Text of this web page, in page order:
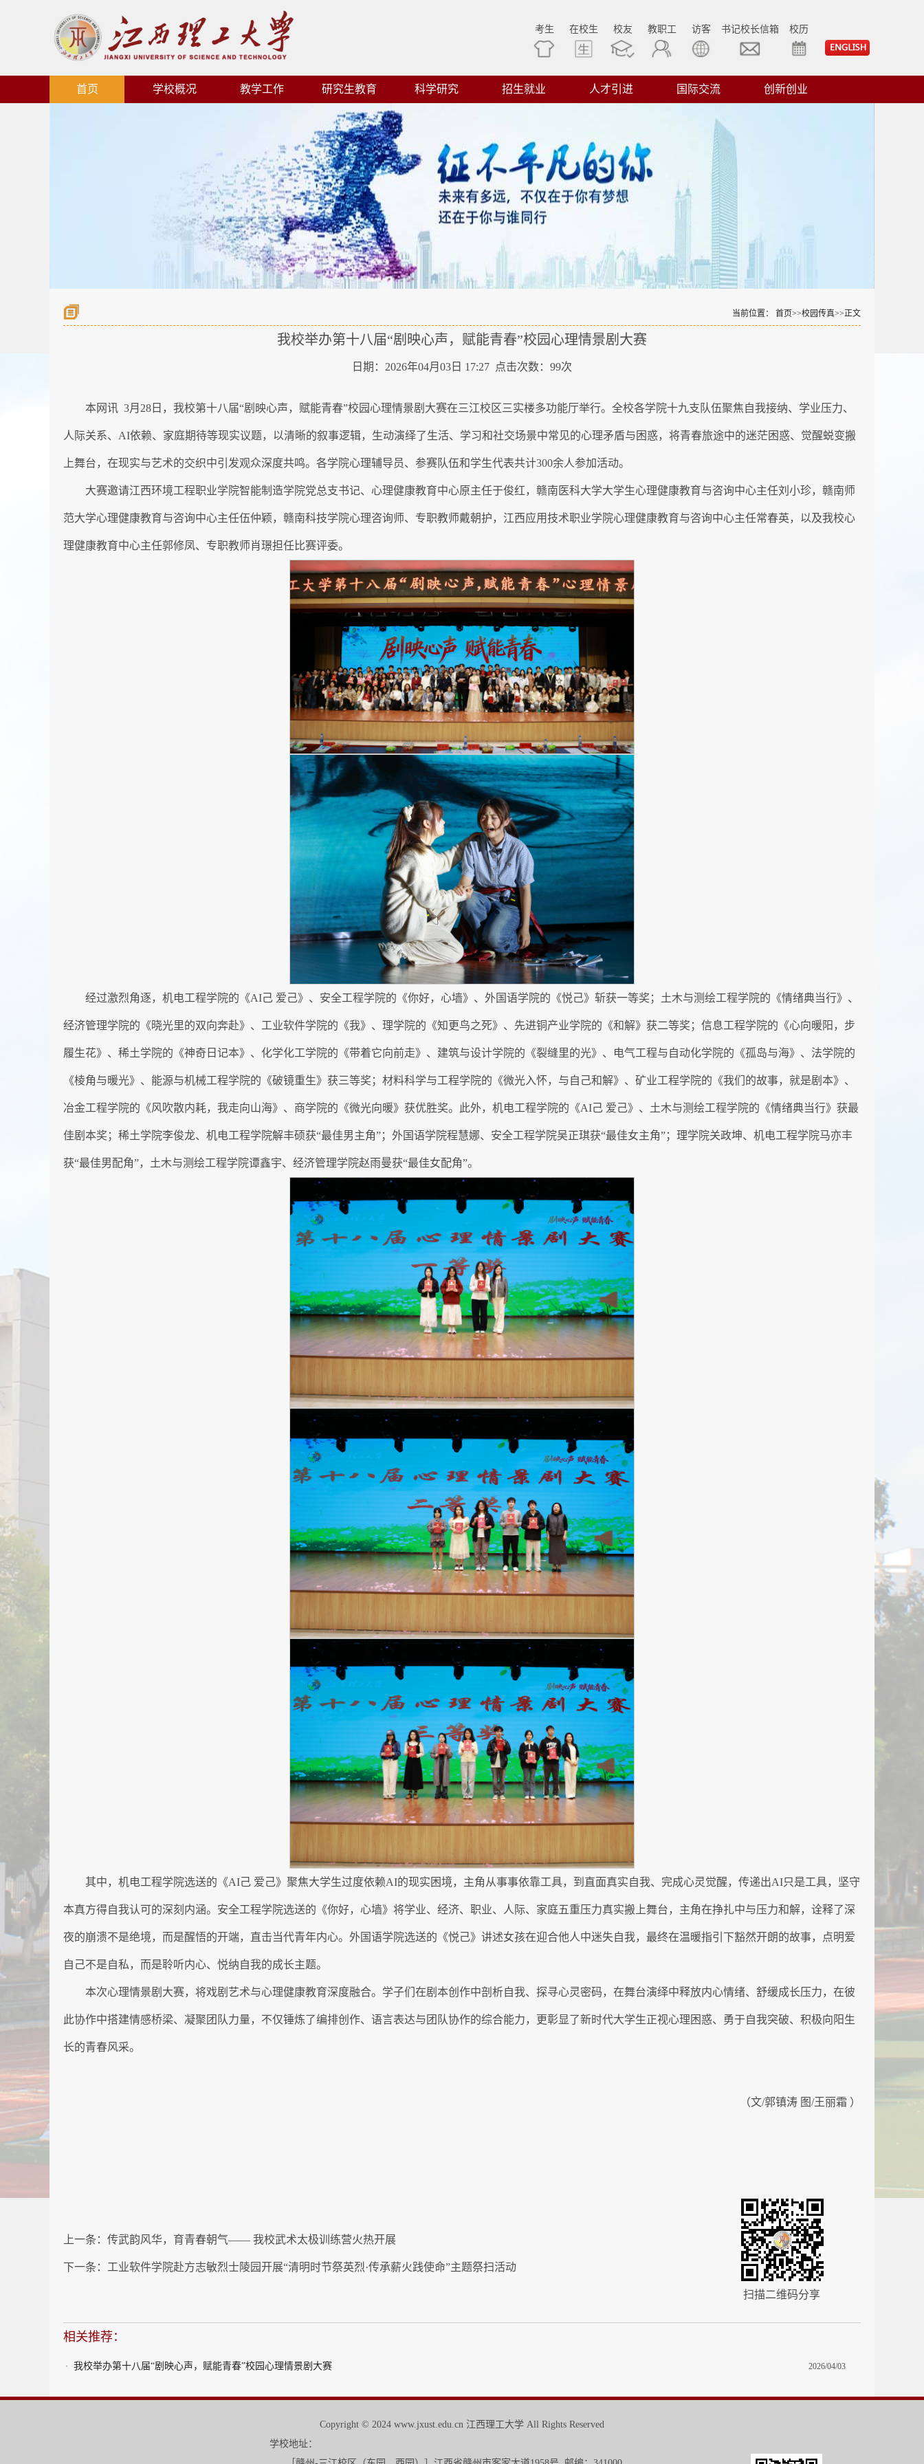
考生 在校生 校友 教职工 访客 书记校长信箱 校历
首页 学校概况 教学工作 研究生教育 科学研究 招生就业 人才引进 国际交流 创新创业
当前位置： 首页>>校园传真>>正文
我校举办第十八届“剧映心声，赋能青春”校园心理情景剧大赛
日期：2026年04月03日 17:27 点击次数： 99次
本网讯 3月28日，我校第十八届“剧映心声，赋能青春”校园心理情景剧大赛在三江校区三实楼多功能厅举行。全校各学院十九支队伍聚焦自我接纳、学业压力、
人际关系、AI依赖、家庭期待等现实议题，以清晰的叙事逻辑，生动演绎了生活、学习和社交场景中常见的心理矛盾与困惑，将青春旅途中的迷茫困惑、觉醒蜕变搬
上舞台，在现实与艺术的交织中引发观众深度共鸣。各学院心理辅导员、参赛队伍和学生代表共计300余人参加活动。
大赛邀请江西环境工程职业学院智能制造学院党总支书记、心理健康教育中心原主任于俊红，赣南医科大学大学生心理健康教育与咨询中心主任刘小珍，赣南师
范大学心理健康教育与咨询中心主任伍仲颖，赣南科技学院心理咨询师、专职教师戴朝护，江西应用技术职业学院心理健康教育与咨询中心主任常春英，以及我校心
理健康教育中心主任郭修凤、专职教师肖璟担任比赛评委。
经过激烈角逐，机电工程学院的《AI己 爱己》、安全工程学院的《你好，心墙》、外国语学院的《悦己》斩获一等奖；土木与测绘工程学院的《情绪典当行》、
经济管理学院的《晓光里的双向奔赴》、工业软件学院的《我》、理学院的《知更鸟之死》、先进铜产业学院的《和解》获二等奖；信息工程学院的《心向暖阳，步
履生花》、稀土学院的《神奇日记本》、化学化工学院的《带着它向前走》、建筑与设计学院的《裂缝里的光》、电气工程与自动化学院的《孤岛与海》、法学院的
《棱角与暖光》、能源与机械工程学院的《破镜重生》获三等奖；材料科学与工程学院的《微光入怀，与自己和解》、矿业工程学院的《我们的故事，就是剧本》、
冶金工程学院的《风吹散内耗，我走向山海》、商学院的《微光向暖》获优胜奖。此外，机电工程学院的《AI己 爱己》、土木与测绘工程学院的《情绪典当行》获最
佳剧本奖；稀土学院李俊龙、机电工程学院解丰硕获“最佳男主角”；外国语学院程慧娜、安全工程学院吴正琪获“最佳女主角”；理学院关政坤、机电工程学院马亦丰
获“最佳男配角”，土木与测绘工程学院谭鑫宇、经济管理学院赵雨曼获“最佳女配角”。
其中，机电工程学院选送的《AI己 爱己》聚焦大学生过度依赖AI的现实困境，主角从事事依靠工具，到直面真实自我、完成心灵觉醒，传递出AI只是工具，坚守
本真方得自我认可的深刻内涵。安全工程学院选送的《你好，心墙》将学业、经济、职业、人际、家庭五重压力真实搬上舞台，主角在挣扎中与压力和解，诠释了深
夜的崩溃不是绝境，而是醒悟的开端，直击当代青年内心。外国语学院选送的《悦己》讲述女孩在迎合他人中迷失自我，最终在温暖指引下豁然开朗的故事，点明爱
自己不是自私，而是聆听内心、悦纳自我的成长主题。
本次心理情景剧大赛，将戏剧艺术与心理健康教育深度融合。学子们在剧本创作中剖析自我、探寻心灵密码，在舞台演绎中释放内心情绪、舒缓成长压力，在彼
此协作中搭建情感桥梁、凝聚团队力量，不仅锤炼了编排创作、语言表达与团队协作的综合能力，更彰显了新时代大学生正视心理困惑、勇于自我突破、积极向阳生
长的青春风采。
（文/郭镇涛 图/王丽霜 ）
上一条： 传武韵风华，育青春朝气—— 我校武术太极训练营火热开展
下一条： 工业软件学院赴方志敏烈士陵园开展“清明时节祭英烈·传承薪火践使命”主题祭扫活动
扫描二维码分享
相关推荐：
· 我校举办第十八届“剧映心声，赋能青春”校园心理情景剧大赛 2026/04/03
Copyright © 2024 www.jxust.edu.cn 江西理工大学 All Rights Reserved
学校地址：